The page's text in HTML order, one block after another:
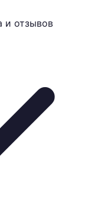
и отзывов